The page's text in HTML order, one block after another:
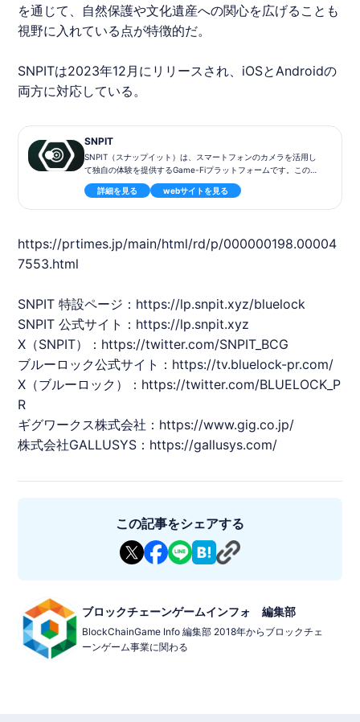
を通じて、自然保護や文化遺産への関心を広げることも
視野に入れている点が特徴的だ。
SNPITは2023年12月にリリースされ、iOSとAndroidの
両方に対応している。
SNPIT
SNPIT（スナップイット）は、スマートフォンのカメラを活用し
て独自の体験を提供するGame-Fiプラットフォームです。このゲ
ームでは、カメラNFTを使用して写真撮影を行い、撮影を通じて
SNPITトークンを獲得することが可能です​。
写真からトークンを獲得できます。Snap to Earnというコンセプ
◾️特徴
SNPITは、世界初のSnap to Earn型NFTゲームとして位置づけら
れています。ユーザーはゲーム内で独自のトークンを獲得し、ゲ
ーム体験を通じて仮想通貨の世界に触れることができます​。
◾️基本情報
・ジャンル: Game-Fi、NFTゲーム
・2023年11月15日に正式リリース​
・P2E: あり（写真撮影を通じてトークン獲得）
・ブロックチェーン: Polygon
詳細を見る webサイトを見る
https://prtimes.jp/main/html/rd/p/000000198.00004
7553.html
SNPIT 特設ページ： https://lp.snpit.xyz/bluelock
SNPIT 公式サイト： https://lp.snpit.xyz
X（SNPIT）： https://twitter.com/SNPIT_BCG
ブルーロック公式サイト： https://tv.bluelock-pr.com/
X（ブルーロック ）： https://twitter.com/BLUELOCK_P
R
ギグワークス株式会社： https://www.gig.co.jp/
株式会社GALLUSYS： https://gallusys.com/
この記事をシェアする
ブロックチェーンゲームインフォ 編集部
BlockChainGame Info 編集部 2018年からブロックチェ
ーンゲーム事業に関わる